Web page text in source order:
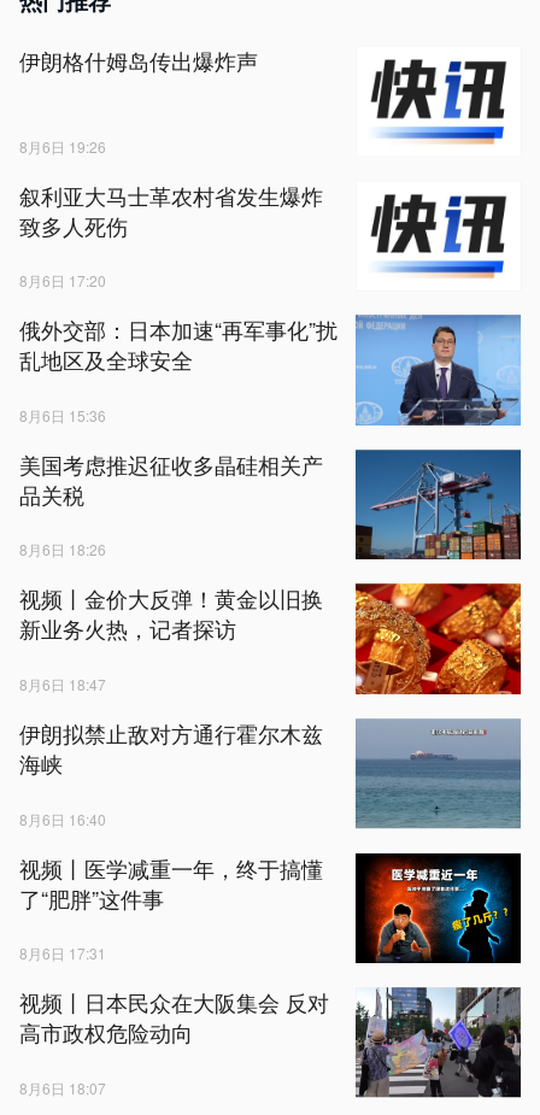
伊朗格什姆岛传出爆炸声
8月6日 19:26
叙利亚大马士革农村省发生爆炸
致多人死伤
8月6日 17:20
俄外交部：日本加速“再军事化”扰
乱地区及全球安全
8月6日 15:36
美国考虑推迟征收多晶硅相关产
品关税
8月6日 18:26
视频丨金价大反弹！黄金以旧换
新业务火热，记者探访
8月6日 18:47
伊朗拟禁止敌对方通行霍尔木兹
海峡
8月6日 16:40
视频丨医学减重一年，终于搞懂
了“肥胖”这件事
8月6日 17:31
视频丨日本民众在大阪集会 反对
高市政权危险动向
8月6日 18:07